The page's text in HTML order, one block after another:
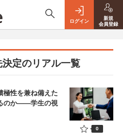
ログイン
新規
会員登録
定のリアル一覧
極性を兼ね備えた
のか——学生の視
0